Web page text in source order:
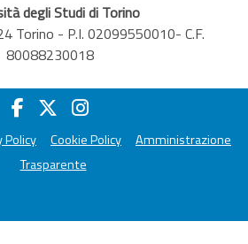
degli Studi di Torino
Torino - P.I. 02099550010- C.F.
80088230018
Policy Cookie Policy
Amministrazione
Trasparente